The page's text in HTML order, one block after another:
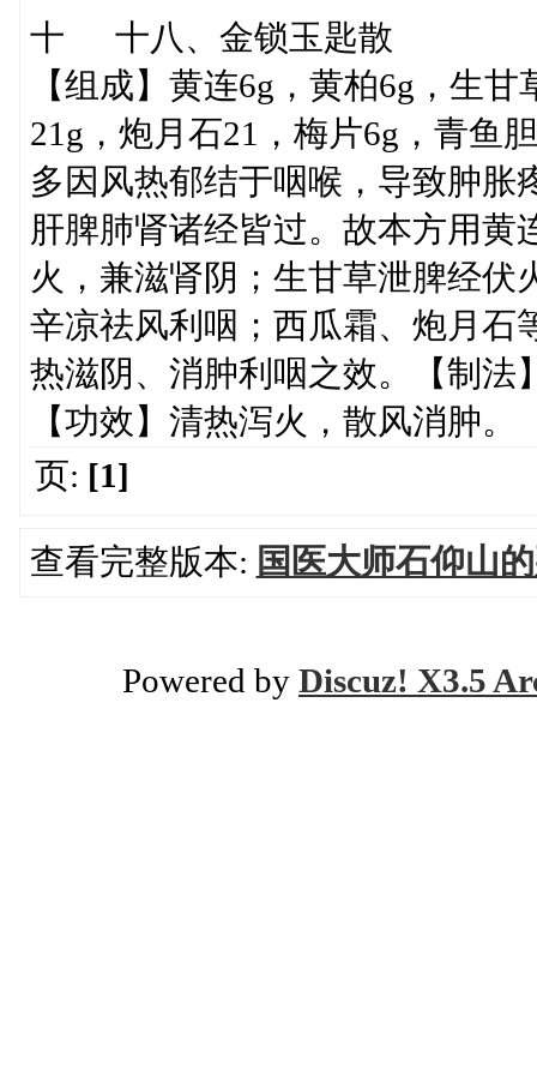
十 十八、金锁玉匙散
【组成】黄连6g，黄柏6g，生
21g，炮月石21，梅片6g，青鱼
多因风热郁结于咽喉，导致肿胀
肝脾肺肾诸经皆过。故本方用黄
火，兼滋肾阴；生甘草泄脾经伏
辛凉祛风利咽；西瓜霜、炮月石
热滋阴、消肿利咽之效。【制法
【功效】清热泻火，散风消肿
页: [1]
查看完整版本: 国医大师石仰山
Powered by Discuz! X3.5